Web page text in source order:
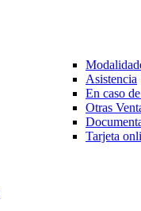
Asistencia
En caso
Otras
Tarjeta